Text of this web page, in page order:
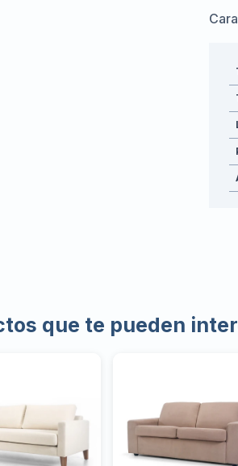
que te pueden